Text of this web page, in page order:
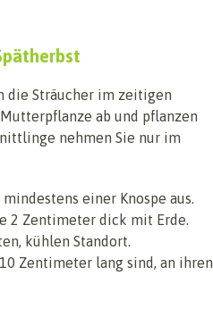
die Sträucher im zeitigen
ab und pflanzen
nehmen Sie nur im
einer Knospe aus.
2 Zentimeter dick mit Erde.
kühlen Standort.
Zentimeter lang sind, an ihren